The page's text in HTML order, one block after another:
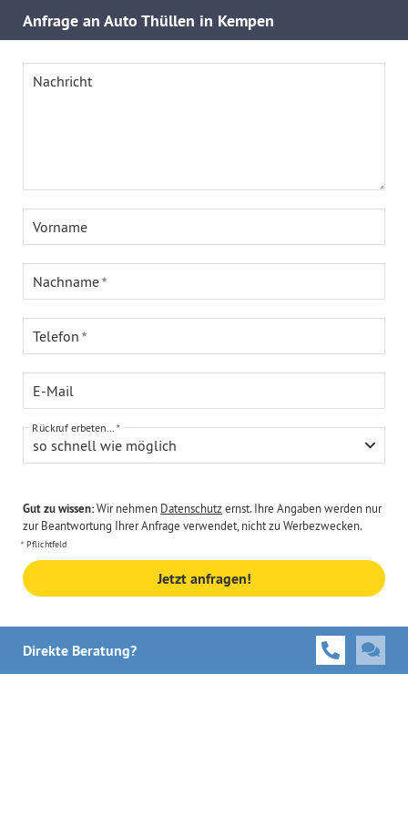
Anfrage an Auto Thüllen in Kempen
Nachricht
Vorname
Nachname
Telefon
E-Mail
so schnell wie möglich
Rückruf erbeten...
Gut zu wissen:Wir nehmen Datenschutzernst. Ihre Angaben werden nur
zur Beantwortung Ihrer Anfrage verwendet, nicht zu Werbezwecken.
Pflichtfeld
Jetzt anfragen!
Direkte Beratung?